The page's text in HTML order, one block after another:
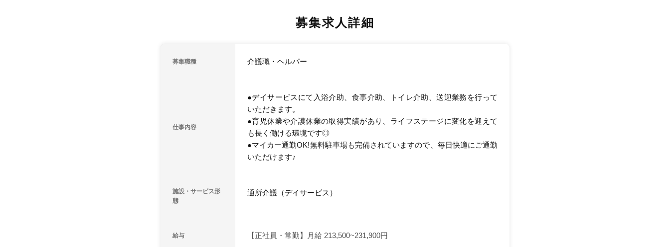
募集求人詳細
募集職種 介護職・ヘルパー
仕事内容
●デイサービスにて入浴介助、食事介助、トイレ介助、送迎業務を行って
いただきます。
●育児休業や介護休業の取得実績があり、ライフステージに変化を迎えて
も長く働ける環境です◎
●マイカー通勤OK!無料駐車場も完備されていますので、毎日快適にご通勤
いただけます♪
施設・サービス形
態
通所介護（デイサービス）
給与 【正社員・常勤】月給 213,500~231,900円